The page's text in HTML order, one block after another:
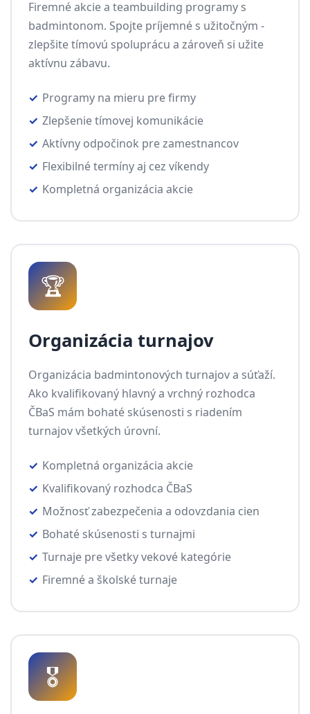
Firemné akcie a teambuilding programy s
badmintonom. Spojte príjemné s užitočným -
zlepšite tímovú spoluprácu a zároveň si užite
aktívnu zábavu.
Programy na mieru pre firmy
Zlepšenie tímovej komunikácie
Aktívny odpočinok pre zamestnancov
Flexibilné termíny aj cez víkendy
Kompletná organizácia akcie
🏆
Organizácia turnajov
Organizácia badmintonových turnajov a súťaží.
Ako kvalifikovaný hlavný a vrchný rozhodca
ČBaS mám bohaté skúsenosti s riadením
turnajov všetkých úrovní.
Kompletná organizácia akcie
Kvalifikovaný rozhodca ČBaS
Možnosť zabezpečenia a odovzdania cien
Bohaté skúsenosti s turnajmi
Turnaje pre všetky vekové kategórie
Firemné a školské turnaje
🎖️